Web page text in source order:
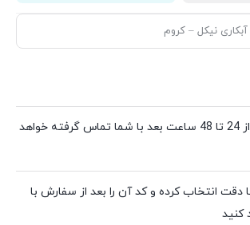
آبکاری نیکل – کروم
بعد از ثبت سفارش از 24 تا 48 ساعت بعد با شما تماس گرفته خواهد
دقت انتخاب کرده و کد آن را بعد از سفارش با
کنید